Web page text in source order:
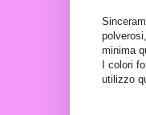
minima
I colori
utilizzo